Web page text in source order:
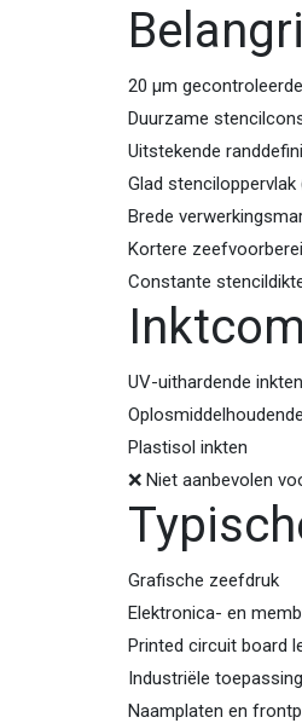
20 µm
Duurzame
Uitstekende
Glad
Brede
Kortere
Constante
UV-uithardende inkten
Plastisol inkten
❌ Niet aanbevolen
Grafische zeefdruk
Elektronica- en
Printed circuit board
Industriële
Naamplaten en